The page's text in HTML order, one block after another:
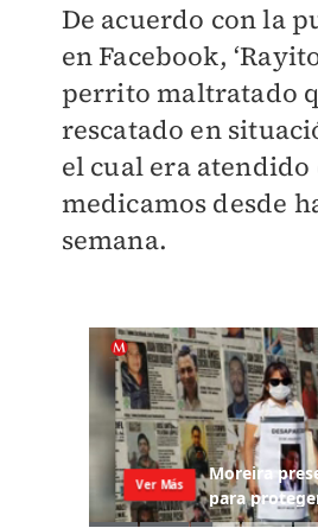
De acuerdo con la
en Facebook,
perrito maltratado
rescatado en
el cual era atendido
medicamos desde
semana.